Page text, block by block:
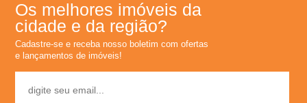
Os melhores imóveis da
cidade e da região?
Cadastre-se e receba nosso boletim com ofertas
e lançamentos de imóveis!